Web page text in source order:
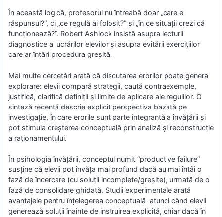
În această logică, profesorul nu întreabă doar „care e
răspunsul?”, ci „ce regulă ai folosit?” și „în ce situații crezi că
funcționează?”. Robert Ashlock insistă asupra lecturii
diagnostice a lucrărilor elevilor și asupra evitării exercițiilor
care ar întări procedura greșită.
Mai multe cercetǎri arată că discutarea erorilor poate genera
explorare: elevii compară strategii, caută contraexemple,
justifică, clarifică definiții și limite de aplicare ale regulilor. O
sinteză recentă descrie explicit perspectiva bazată pe
investigație, în care erorile sunt parte integrantă a învățării și
pot stimula creșterea conceptuală prin analiză și reconstrucție
a raționamentului.
În psihologia învățării, conceptul numit “productive failure”
susține că elevii pot învăța mai profund dacă au mai întâi o
fază de încercare (cu soluții incomplete/greșite), urmată de o
fază de consolidare ghidată. Studii experimentale arată
avantajele pentru înțelegerea conceptuală atunci când elevii
generează soluții înainte de instruirea explicită, chiar dacă în